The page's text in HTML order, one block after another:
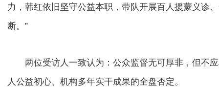
力，韩红依旧坚守公益本职，带队开展百人援蒙义诊
断。”
两位受访人一致认为：公众监督无可厚非，但不应
人公益初心、机构多年实干成果的全盘否定。